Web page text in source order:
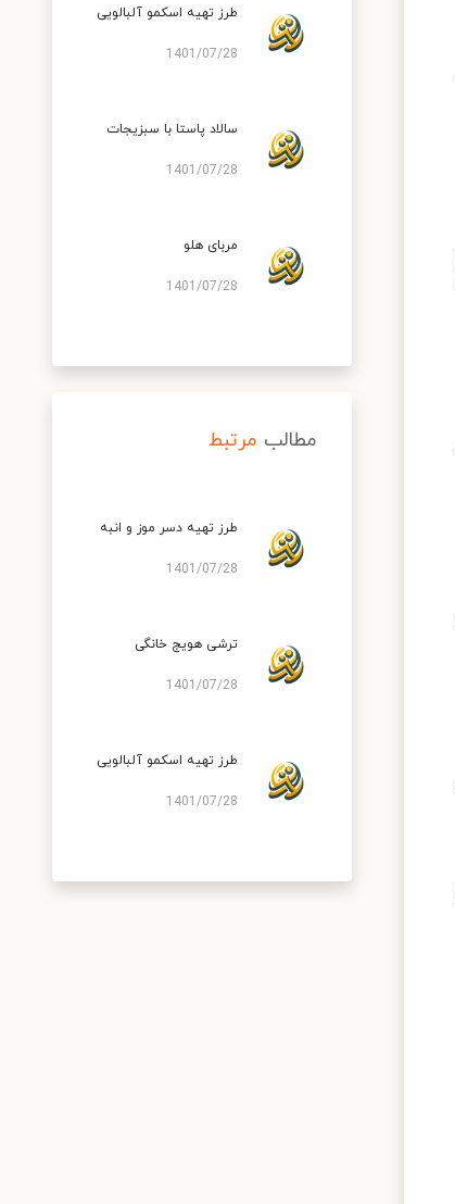
طرز تهیه اسکمو آلبالویی
1401/07/28
سالاد پاستا با سبزیجات
1401/07/28
مربای هلو
1401/07/28
مطالب مرتبط
طرز تهیه دسر موز و انبه
1401/07/28
ترشی هویج خانگی
1401/07/28
طرز تهیه اسکمو آلبالویی
1401/07/28